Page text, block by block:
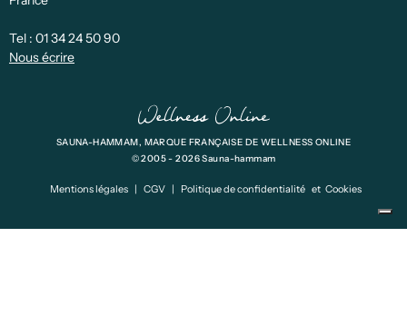
Tel : 01 34 24 50 90
Nous écrire
SAUNA-HAMMAM, MARQUE FRANÇAISE DE WELLNESS ONLINE
© 2005 - 2026 Sauna-hammam
Mentions légales | CGV | Politique de confidentialité et Cookies